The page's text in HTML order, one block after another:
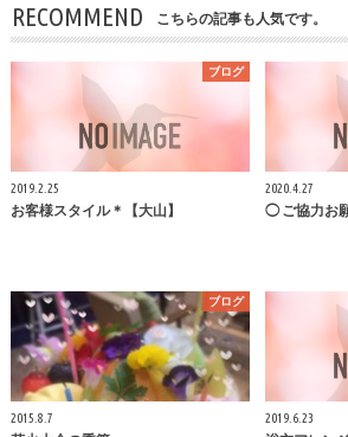
RECOMMEND こちらの記事も人気です。
ブログ
2019.2.25
お客様スタイル＊【大山】
2020.4.27
◯ ご協力お
ブログ
2015.8.7 2019.6.23